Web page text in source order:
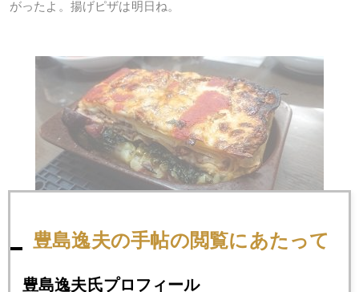
がったよ。揚げピザは明日ね。
2021年
豊島逸夫の手帖の閲覧にあたって
豊島逸夫氏プロフィール